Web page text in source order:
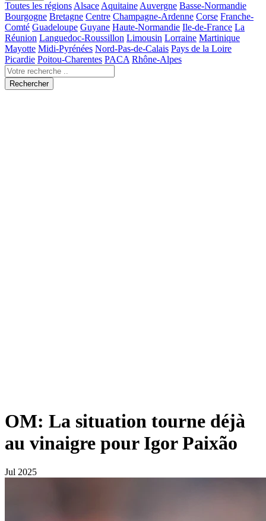
Toutes les régions Alsace Aquitaine Auvergne Basse-Normandie
Bourgogne Bretagne Centre Champagne-Ardenne Corse Franche-
Comté Guadeloupe Guyane Haute-Normandie Ile-de-France La
Réunion Languedoc-Roussillon Limousin Lorraine Martinique
Mayotte Midi-Pyrénées Nord-Pas-de-Calais Pays de la Loire
Picardie Poitou-Charentes PACA Rhône-Alpes
Rechercher
OM: La situation tourne déjà
au vinaigre pour Igor Paixão
Jul 2025